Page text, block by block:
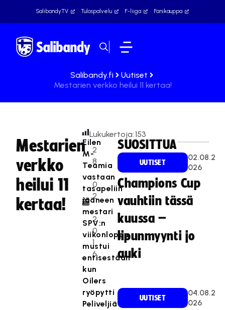
SalibandyTV Tulospalvelu F-liiga Fanikauppa
Salibandy.fi
Uutiset
Mestarien verkko heilui 11 kertaa!
Mestarien
verkko
heilui 11
kertaa!
2
8
.
0
2
.
2
0
1
6
Lukukertoja:153
Eilen
M-
Teamia
vastaan
tasapeliin
jääneen
mestari
SPV:n
viikonloppu
mustui
entisestään
kun
Oilers
ryöpytti
Peliveljiä
SUOSITTUA
UUTISET
02.08.2
026
Champions Cup
vauhtiin tässä
kuussa –
lipunmyynti jo
auki
UUTISET
04.08.2
026